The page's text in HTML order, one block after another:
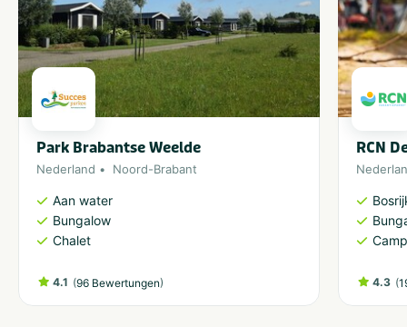
Park Brabantse Weelde
Nederland Noord-Brabant
Aan water
Bungalow
Chalet
4.1 (96 Bewertungen)
RCN
4.3 (